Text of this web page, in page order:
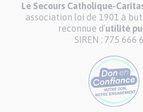
Le Secours Catholique-
association loi de 1901 à
reconnue d’utilité
SIREN : 775 666